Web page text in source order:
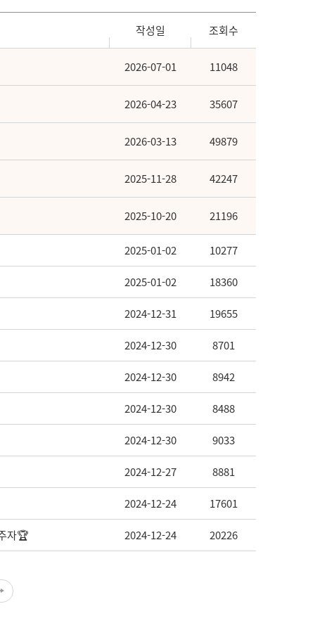
작성일 조회수
2026-07-01 11048
2026-04-23 35607
2026-03-13 49879
2025-11-28 42247
2025-10-20 21196
2025-01-02 10277
2025-01-02 18360
2024-12-31 19655
2024-12-30 8701
2024-12-30 8942
2024-12-30 8488
2024-12-30 9033
2024-12-27 8881
2024-12-24 17601
자🏆 2024-12-24 20226